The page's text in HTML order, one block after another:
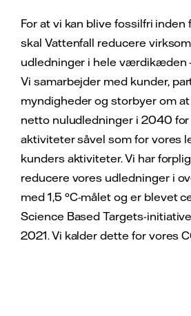
For at vi kan blive fossilfri inden
skal Vattenfall reducere
udledninger i hele værdikæden
Vi samarbejder med kunder,
myndigheder og storbyer om
netto nuludledninger i 2040
aktiviteter såvel som for vores
kunders aktiviteter. Vi har
reducere vores udledninger i
med 1,5 °C-målet og er blevet
Science Based Targets-
2021. Vi kalder dette for vores